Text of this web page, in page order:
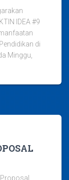
IDEA #9
di
Minggu,